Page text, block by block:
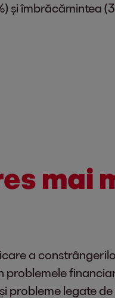
și îmbrăcămintea
mai
a
probleme legate